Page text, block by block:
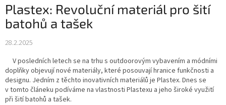
Plastex: Revoluční materiál pro šití
batohů a tašek
28.2.2025
V posledních letech se na trhu s outdoorovým vybavením a módními
doplňky objevují nové materiály, které posouvají hranice funkčnosti a
designu. Jedním z těchto inovativních materiálů je Plastex. Dnes se
v tomto článeku podíváme na vlastnosti Plastexu a jeho široké využití
při šití batohů a tašek.